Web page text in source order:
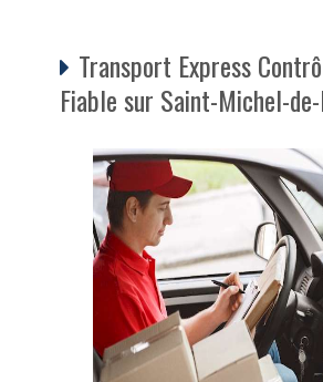
Transport Express
Fiable sur Saint-Michel-